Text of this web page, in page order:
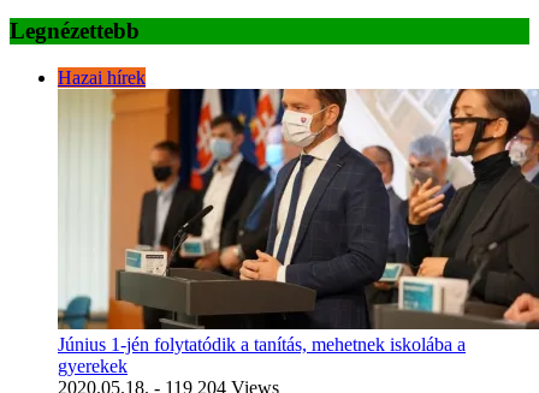
Legnézettebb
Hazai hírek
Június 1-jén folytatódik a tanítás, mehetnek iskolába a
gyerekek
2020.05.18. - 119 204 Views